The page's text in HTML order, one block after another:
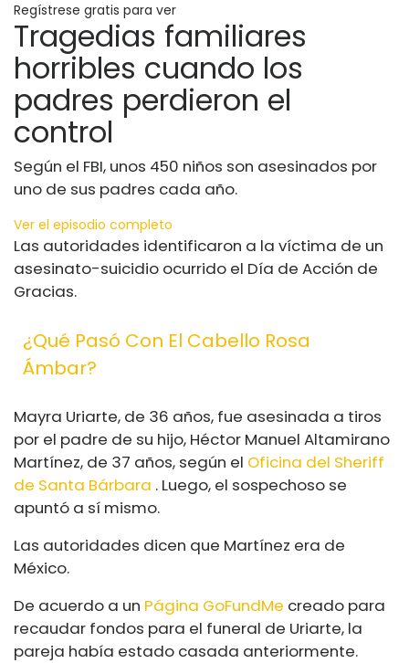
Regístrese gratis para ver
Tragedias familiares
horribles cuando los
padres perdieron el
control
Según el FBI, unos 450 niños son asesinados por
uno de sus padres cada año.
Ver el episodio completo
Las autoridades identificaron a la víctima de un
asesinato-suicidio ocurrido el Día de Acción de
Gracias.
¿Qué Pasó Con El Cabello Rosa
Ámbar?
Mayra Uriarte, de 36 años, fue asesinada a tiros
por el padre de su hijo, Héctor Manuel Altamirano
Martínez, de 37 años, según el Oficina del Sheriff
de Santa Bárbara . Luego, el sospechoso se
apuntó a sí mismo.
Las autoridades dicen que Martínez era de
México.
De acuerdo a un Página GoFundMe creado para
recaudar fondos para el funeral de Uriarte, la
pareja había estado casada anteriormente.